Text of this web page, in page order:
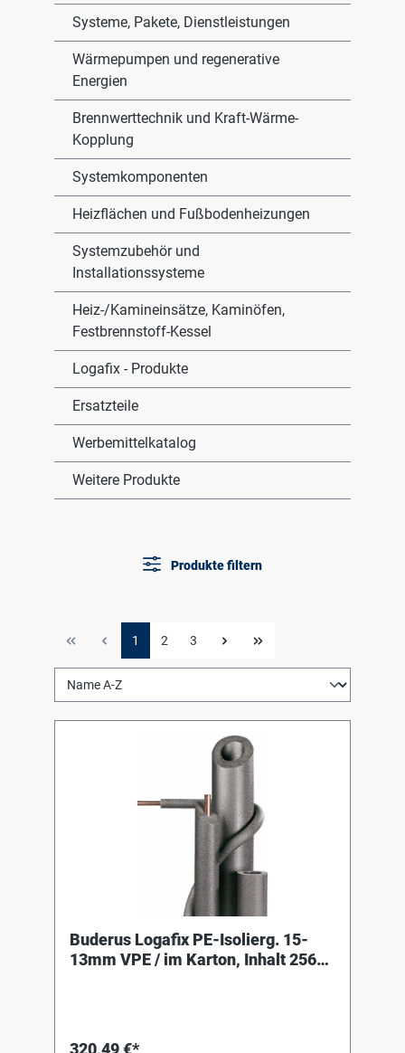
Systeme, Pakete, Dienstleistungen
Wärmepumpen und regenerative
Energien
Brennwerttechnik und Kraft-Wärme-
Kopplung
Systemkomponenten
Heizflächen und Fußbodenheizungen
Systemzubehör und
Installationssysteme
Heiz-/Kamineinsätze, Kaminöfen,
Festbrennstoff-Kessel
Logafix - Produkte
Ersatzteile
Werbemittelkatalog
Weitere Produkte
Produkte filtern
1 2 3
Buderus Logafix PE-Isolierg. 15-
13mm VPE / im Karton, Inhalt 256
320,49 €*